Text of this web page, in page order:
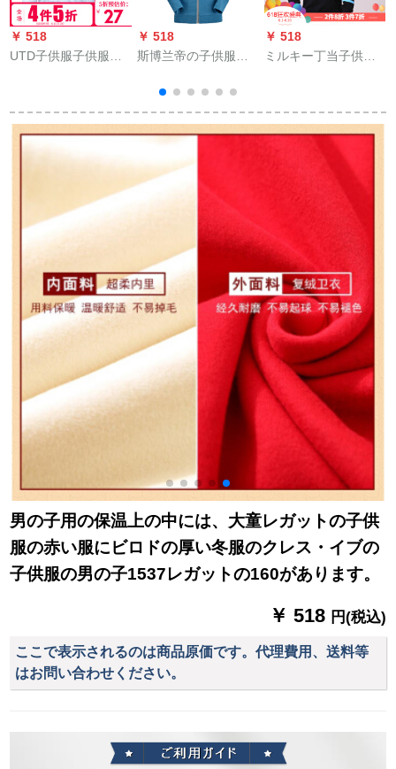
￥ 518
UTD子供服子供服秋
カジュア服韩国版の
中の大子供用カバの
头突きシャチャの女
￥ 518
斯博兰帝の子供服の
子と女の子の子供レ
ンコトートのスポツ
ーコの秋湖の青さは
￥ 518
ミルキー丁当子供服
バー黒130
男の子用の保温上の中には、大童レガットの子供
服の赤い服にビロドの厚い冬服のクレス・イブの
子供服の男の子1537レガットの160があります。
￥ 518 円(税込)
ここで表示されるのは商品原価です。代理費用、送料等
はお問い合わせください。